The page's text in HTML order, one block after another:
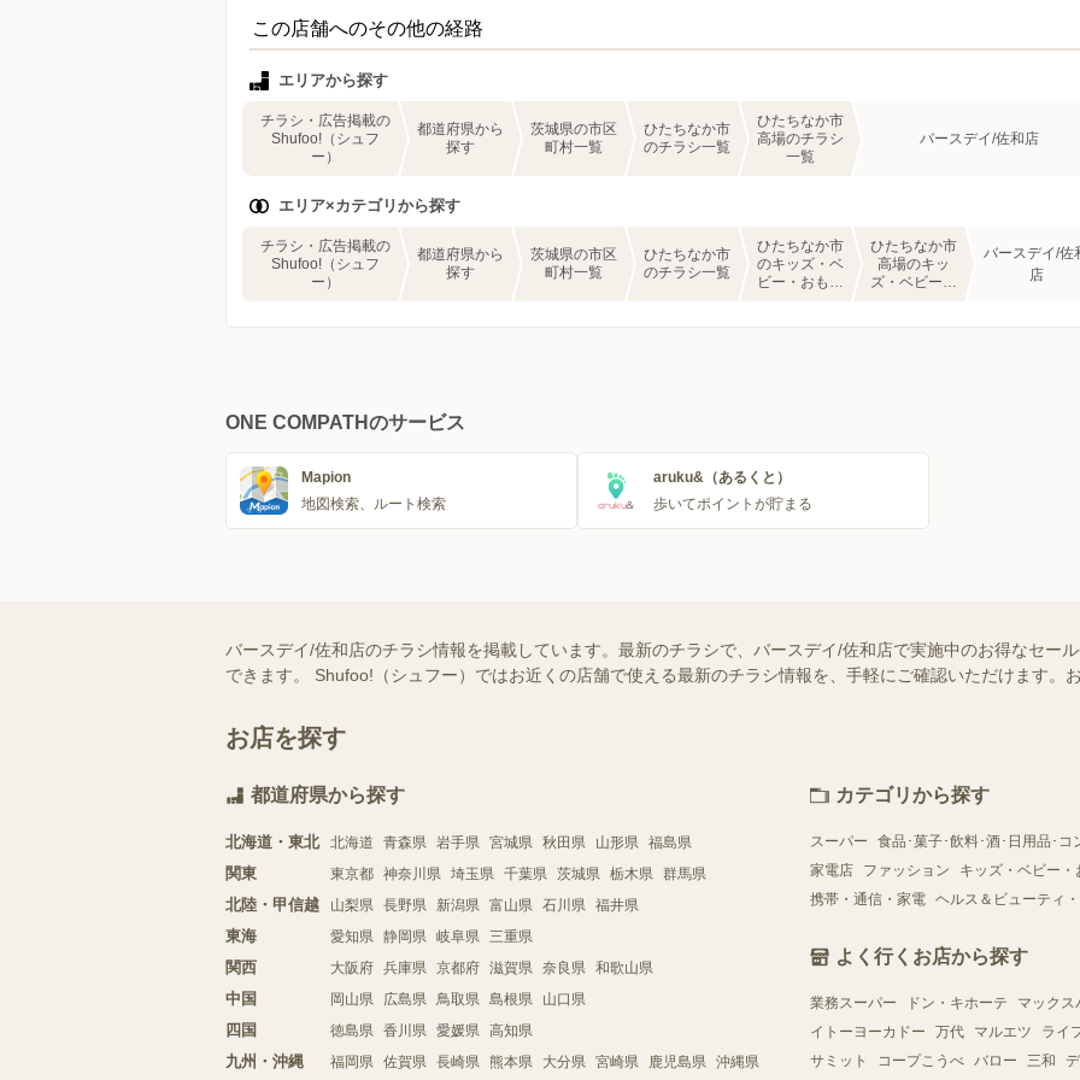
この店舗へのその他の経路
エリアから探す
チラシ・広告掲載の
Shufoo!（シュフ
ー）
都道府県から
探す
茨城県の市区
町村一覧
ひたちなか市
のチラシ一覧
ひたちなか市
高場のチラシ
一覧
バースデイ/佐和店
エリア×カテゴリから探す
チラシ・広告掲載の
Shufoo!（シュフ
ー）
都道府県から
探す
茨城県の市区
町村一覧
ひたちなか市
のチラシ一覧
ひたちなか市
のキッズ・ベ
ビー・おもち
ひたちなか市
高場のキッ
ズ・ベビー・
バースデイ/佐
店
ONE COMPATHのサービス
Mapion
地図検索、ルート検索
aruku&（あるくと）
歩いてポイントが貯まる
バースデイ/佐和店のチラシ情報を掲載しています。最新のチラシで、バースデイ/佐和店で実施中のお得なセー
できます。 Shufoo!（シュフー）ではお近くの店舗で使える最新のチラシ情報を、手軽にご確認いただけます。
お店を探す
都道府県から探す
北海道・東北 北海道 青森県 岩手県 宮城県 秋田県 山形県 福島県
関東 東京都 神奈川県 埼玉県 千葉県 茨城県 栃木県 群馬県
北陸・甲信越 山梨県 長野県 新潟県 富山県 石川県 福井県
東海 愛知県 静岡県 岐阜県 三重県
関西 大阪府 兵庫県 京都府 滋賀県 奈良県 和歌山県
中国 岡山県 広島県 鳥取県 島根県 山口県
四国 徳島県 香川県 愛媛県 高知県
九州・沖縄 福岡県 佐賀県 長崎県 熊本県 大分県 宮崎県 鹿児島県 沖縄県
カテゴリから探す
スーパー
食品･菓子･飲料･酒･日用品･コ
家電店
ファッション
キッズ・ベビー・
携帯・通信・家電 ヘルス＆ビューティ
よく行くお店から探す
業務スーパー ドン・キホーテ
マックス
イトーヨーカドー
万代 マルエツ
ライ
サミット
コープこうべ バロー 三和